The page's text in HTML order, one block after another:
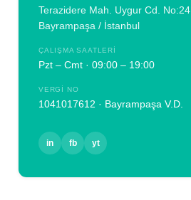
Terazidere Mah. Uygur Cd. No:24
Bayrampaşa / İstanbul
ÇALIŞMA SAATLERI
Pzt – Cmt · 09:00 – 19:00
VERGI NO
1041017612 · Bayrampaşa V.D.
in fb yt